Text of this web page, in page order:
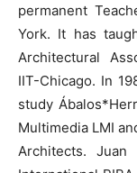
permanent
York. It has
Architectural
IIT-Chicago. In
study
Multimedia LMI
Architects.